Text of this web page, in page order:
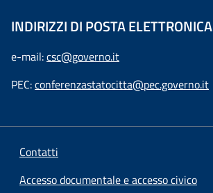
INDIRIZZI DI POSTA ELETTRONICA
e-mail:csc@governo.it
PEC:conferenzastatocitta@pec.governo.it
Contatti
Accesso documentale e accesso civico